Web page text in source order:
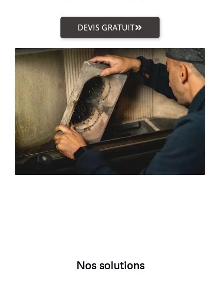
DEVIS GRATUIT
Nos solutions